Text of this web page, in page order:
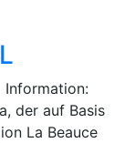
der auf Basis
La Beauce